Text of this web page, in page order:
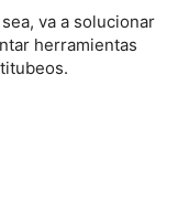
va a solucionar
herramientas